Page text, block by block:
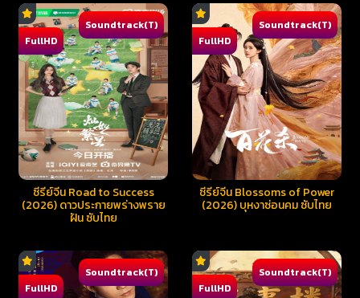
FullHD
Soundtrack(T)
ซีรี่ย์จีน Road to Success
(2026) ดาวประกายพร่างพราย
ฝัน ซับไทย
FullHD
Soundtrack(T)
ซีรี่ย์จีน Blossoms of Power
(2026) บุหงาซ่อนคม ซับไทย
FullHD
Soundtrack(T)
FullHD
Soundtrack(T)